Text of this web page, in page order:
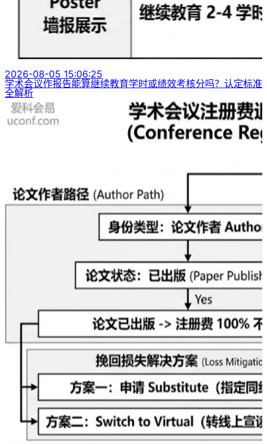
2026-08-05 15:06:25
学术会议作报告能算继续教育学时或绩效考核分吗？认定标准
全解析